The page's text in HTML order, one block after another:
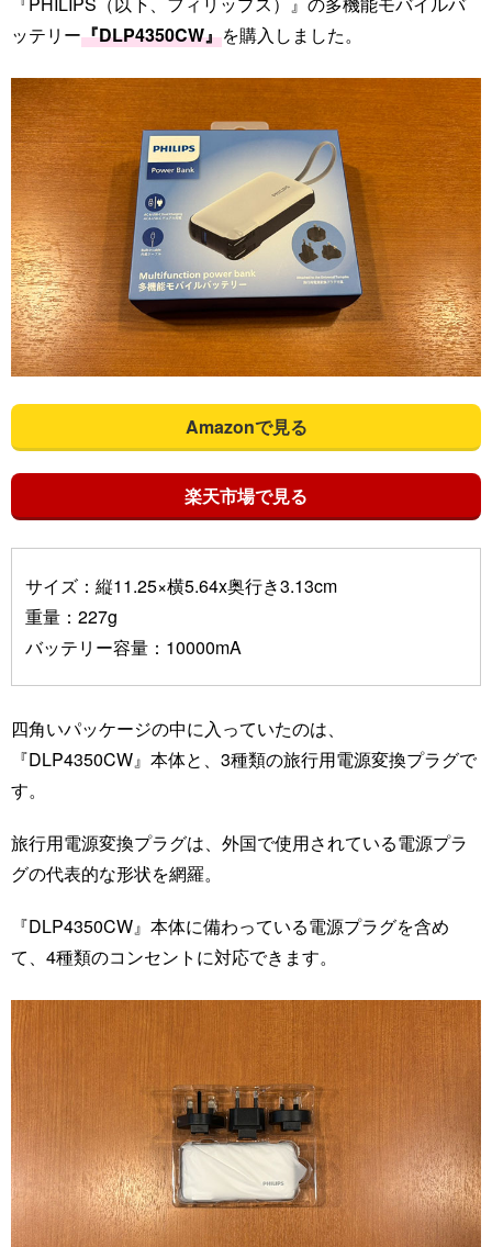
ッテリー『DLP4350CW』を購入しました。
Amazonで見る
楽天市場で見る
サイズ：縦11.25×横5.64x奥行き3.13cm
重量：227g
バッテリー容量：10000mA
四角いパッケージの中に入っていたのは、
『DLP4350CW』本体と、3種類の旅行用電源変換プラグで
す。
旅行用電源変換プラグは、外国で使用されている電源プラ
グの代表的な形状を網羅。
『DLP4350CW』本体に備わっている電源プラグを含め
て、4種類のコンセントに対応できます。